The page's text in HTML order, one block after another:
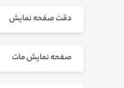
دقت صفحه نمایش
صفحه نمایش مات